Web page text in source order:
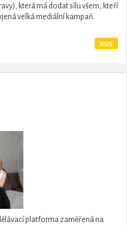
která má dodat sílu všem, kteří
velká mediální kampaň.
2025
platforma zaměřená na